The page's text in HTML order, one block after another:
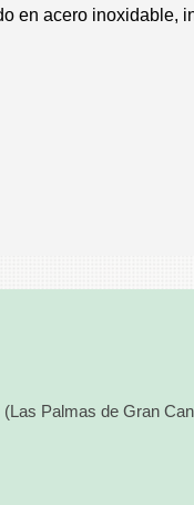
en acero inoxidable,
(Las Palmas de Gran